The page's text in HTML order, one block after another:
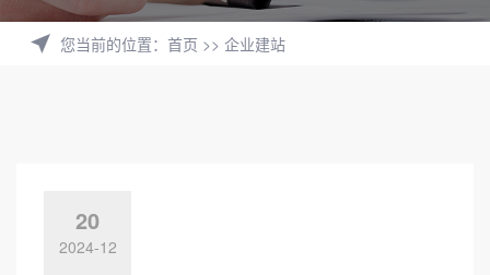
您当前的位置： 首页 >> 企业建站
20
2024-12